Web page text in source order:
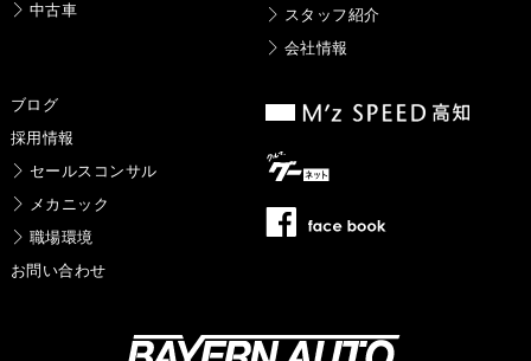
中古車
スタッフ紹介
会社情報
ブログ
採用情報
セールスコンサル
メカニック
職場環境
お問い合わせ